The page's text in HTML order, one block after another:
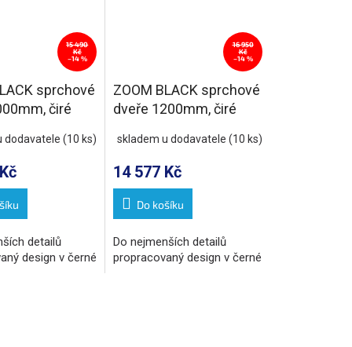
15 490
Kč
–14 %
sprchové
čiré
dodavatele(10 ks)
detailů
design v černé
16 950
Kč
–14 %
ZOOM BLACK sprchové
dveře 1200mm, čiré
skladem u dodavatele (10 ks)
14 577 Kč
Do košíku
Do nejmenších detailů
propracovaný design v černé